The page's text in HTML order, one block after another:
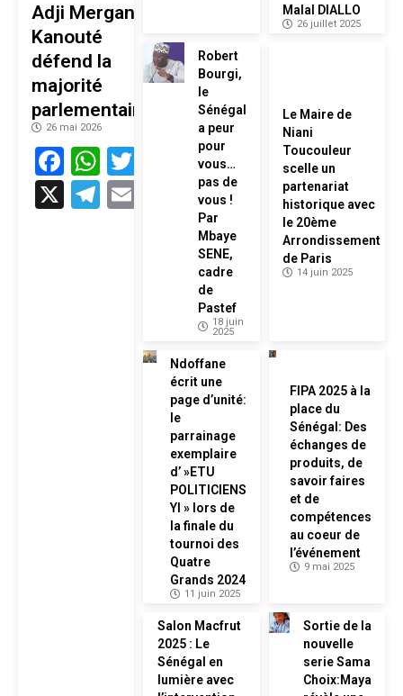
Adji Mergane
Kanouté
défend la
majorité
parlementaire
26 mai 2026
Facebook
WhatsApp
Twitter
X
Telegram
Email
Malal DIALLO
26 juillet 2025
Robert
Bourgi,
le
Sénégal
a peur
pour
vous…
pas de
vous !
Par
Mbaye
SENE,
cadre
de
Pastef
18 juin
2025
Le Maire de
Niani
Toucouleur
scelle un
partenariat
historique avec
le 20ème
Arrondissement
de Paris
14 juin 2025
Ndoffane
écrit une
page d’unité:
le
parrainage
exemplaire
d’ »ETU
POLITICIENS
YI » lors de
la finale du
tournoi des
Quatre
Grands 2024
11 juin 2025
FIPA 2025 à la
place du
Sénégal: Des
échanges de
produits, de
savoir faires
et de
compétences
au coeur de
l’événement
9 mai 2025
Salon Macfrut
2025 : Le
Sénégal en
lumière avec
Sortie de la
nouvelle
serie Sama
Choix:Maya